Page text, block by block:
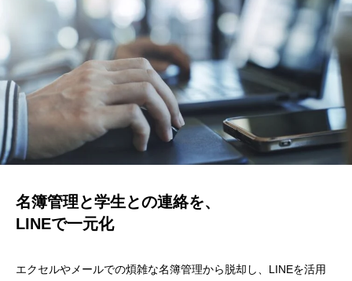
名簿管理と学生との連絡を、
LINEで一元化
エクセルやメールでの煩雑な名簿管理から脱却し、LINEを活用